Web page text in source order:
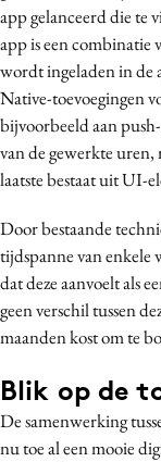
app gelanceerd die te
app is een combinatie
wordt ingeladen in de
Native-toevoegingen
bijvoorbeeld aan
van de gewerkte
laatste bestaat uit UI-
Door bestaande
tijdspanne van enkele
dat deze aanvoelt als
geen verschil tussen
maanden kost om te
Blik op de
De samenwerking
nu toe al een mooie